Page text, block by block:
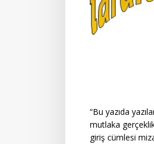
“Bu yazıda
mutlaka
giriş cümlesi